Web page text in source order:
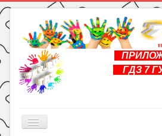
ГДЗ 7
Включить/